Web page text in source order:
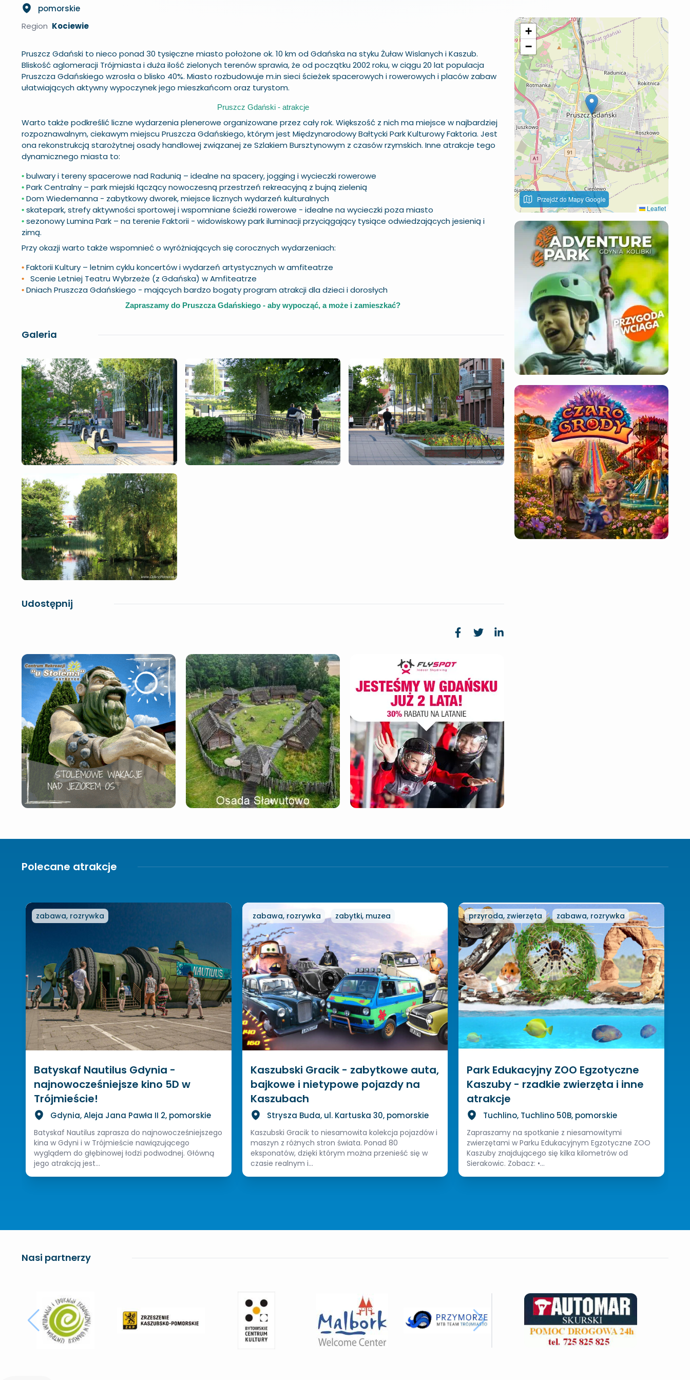
pomorskie
Region Kociewie
Pruszcz Gdański to nieco ponad 30 tysięczne miasto położone ok. 10 km odGdańskana styku Żuław Wislanych iKaszub.
Bliskość aglomeracji Trójmiasta i duża ilość zielonych terenów sprawia, że od początku 2002 roku, w ciągu 20 lat populacja
Pruszcza Gdańskiego wzrosła o blisko 40%. Miasto rozbudowuje m.in sieci ścieżek spacerowych i rowerowych i placów zabaw
ułatwiających aktywny wypoczynek jego mieszkańcom oraz turystom.
Pruszcz Gdański - atrakcje
Warto także podkreślić liczne wydarzenia plenerowe organizowane przez cały rok. Większość z nich ma miejsce w najbardziej
rozpoznawalnym, ciekawym miejscu Pruszcza Gdańskiego, którym jest Międzynarodowy BałtyckiPark Kulturowy Faktoria. Jest
ona rekonstrukcją starożytnej osady handlowej związanej ze Szlakiem Bursztynowym z czasów rzymskich. Inne atrakcje tego
dynamicznego miasta to:
• bulwary i tereny spacerowe nad Radunią – idealne na spacery, jogging i wycieczki rowerowe
• Park Centralny – park miejski łączący nowoczesną przestrzeń rekreacyjną z bujną zielenią
• Dom Wiedemanna - zabytkowy dworek, miejsce licznych wydarzeń kulturalnych
• skatepark, strefy aktywności sportowej i wspomniane ścieżki rowerowe - idealne na wycieczki poza miasto
• sezonowyLumina Park – na terenie Faktorii - widowiskowy park iluminacji przyciągający tysiące odwiedzających jesienią i
zimą.
Przy okazji warto także wspomnieć o wyróżniających się corocznych wydarzeniach:
• Faktorii Kultury – letnim cyklu koncertów i wydarzeń artystycznych w amfiteatrze
• Scenie Letniej Teatru Wybrzeże (z Gdańska) w Amfiteatrze
• Dniach Pruszcza Gdańskiego - mających bardzo bogaty program atrakcji dla dzieci i dorosłych
Zapraszamy do Pruszcza Gdańskiego - aby wypocząć, a może i zamieszkać?
Galeria
Udostępnij
+
−
Przejdź do Mapy Google
Leaflet
Polecane atrakcje
zabawa, rozrywka
Batyskaf Nautilus Gdynia -
najnowocześniejsze kino 5D w
Trójmieście!
Gdynia, Aleja Jana Pawła II 2, pomorskie
Batyskaf Nautilus zaprasza do najnowocześniejszego
kina w Gdyni i w Trójmieście nawiązującego
wyglądem do głębinowej łodzi podwodnej. Główną
jego atrakcją jest...
zabawa, rozrywka zabytki, muzea
Kaszubski Gracik - zabytkowe auta,
bajkowe i nietypowe pojazdy na
Kaszubach
Strysza Buda, ul. Kartuska 30, pomorskie
Kaszubski Gracik to niesamowita kolekcja pojazdów i
maszyn z różnych stron świata. Ponad 80
eksponatów, dzięki którym można przenieść się w
czasie realnym i...
przyroda, zwierzęta zabawa, rozrywka
Park Edukacyjny ZOO Egzotyczne
Kaszuby - rzadkie zwierzęta i inne
atrakcje
Tuchlino, Tuchlino 50B, pomorskie
Zapraszamy na spotkanie z niesamowitymi
zwierzętami w Parku Edukacyjnym Egzotyczne ZOO
Kaszuby znajdującego się kilka kilometrów od
Sierakowic. Zobacz: •...
Nasi partnerzy